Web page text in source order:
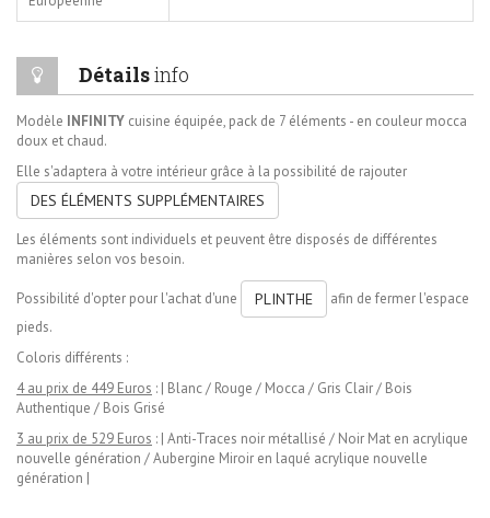
Détailsinfo
Modèle INFINITY cuisine équipée, pack de 7 éléments - en couleur mocca
doux et chaud.
Elle s'adaptera à votre intérieur grâce à la possibilité de rajouter
DES ÉLÉMENTS SUPPLÉMENTAIRES
Les éléments sont individuels et peuvent être disposés de différentes
manières selon vos besoin.
Possibilité d'opter pour l'achat d'une PLINTHE
afin de fermer l'espace
pieds.
Coloris différents :
4 au prix de 449 Euros : | Blanc / Rouge / Mocca / Gris Clair / Bois
Authentique / Bois Grisé
3 au prix de 529 Euros : | Anti-Traces noir métallisé / Noir Mat en acrylique
nouvelle génération / Aubergine Miroir en laqué acrylique nouvelle
génération |